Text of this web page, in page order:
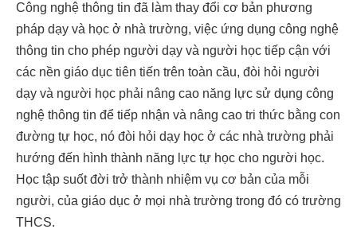
Công nghệ thông tin đã làm thay đổi cơ bản phương
pháp dạy và học ở nhà trường, việc ứng dụng công nghệ
thông tin cho phép người dạy và người học tiếp cận với
các nền giáo dục tiên tiến trên toàn cầu, đòi hỏi người
dạy và người học phải nâng cao năng lực sử dụng công
nghệ thông tin để tiếp nhận và nâng cao tri thức bằng con
đường tự học, nó đòi hỏi dạy học ở các nhà trường phải
hướng đến hình thành năng lực tự học cho người học.
Học tập suốt đời trở thành nhiệm vụ cơ bản của mỗi
người, của giáo dục ở mọi nhà trường trong đó có trường
THCS.